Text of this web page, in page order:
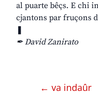
al puarte bêçs. E chi
cjantons par fruçons
✒ David Zanirato
← va indaûr